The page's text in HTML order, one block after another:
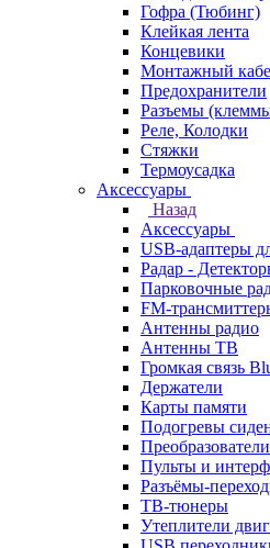
Гофра (Тюбинг)
Клейкая лента
Концевики
Монтажный
Предохранители
Разъемы
Реле, Колодки
Стяжки
Термоусадка
Аксессуары
Назад
Аксессуары
USB-адаптеры
Радар -
Парковочные
FM-
Антенны радио
Антенны ТВ
Громкая связь
Держатели
Карты памяти
Подогревы
Пульты и
Разъёмы-
ТВ-тюнеры
Утеплители